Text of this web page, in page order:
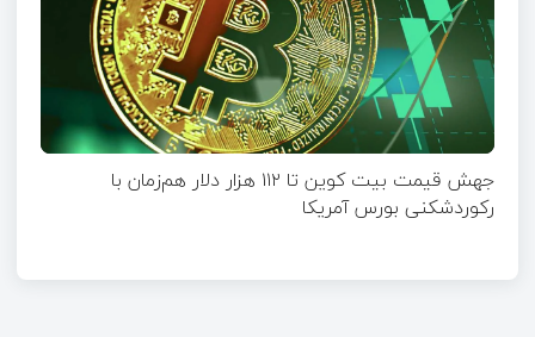
جهش قیمت بیت‌ کوین تا ۱۱۲ هزار دلار هم‌زمان با
رکوردشکنی بورس آمریکا